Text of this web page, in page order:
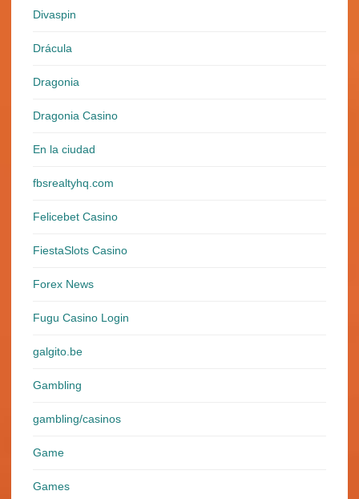
Divaspin
Drácula
Dragonia
Dragonia Casino
En la ciudad
fbsrealtyhq.com
Felicebet Casino
FiestaSlots Casino
Forex News
Fugu Casino Login
galgito.be
Gambling
gambling/casinos
Game
Games